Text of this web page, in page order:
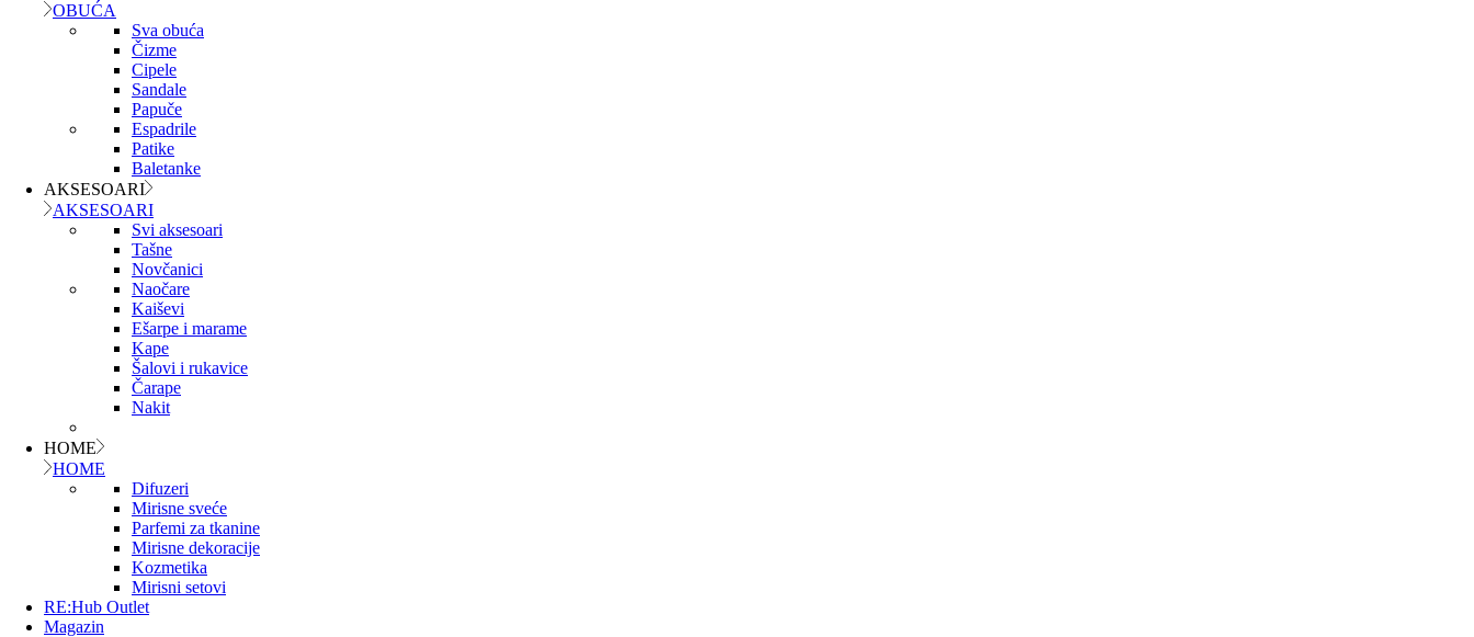
OBUĆA
Sva obuća
Čizme
Cipele
Sandale
Papuče
Espadrile
Patike
Baletanke
AKSESOARI
AKSESOARI
Svi aksesoari
Tašne
Novčanici
Naočare
Kaiševi
Ešarpe i marame
Kape
Šalovi i rukavice
Čarape
Nakit
HOME
HOME
Difuzeri
Mirisne sveće
Parfemi za tkanine
Mirisne dekoracije
Kozmetika
Mirisni setovi
RE:Hub Outlet
Magazin